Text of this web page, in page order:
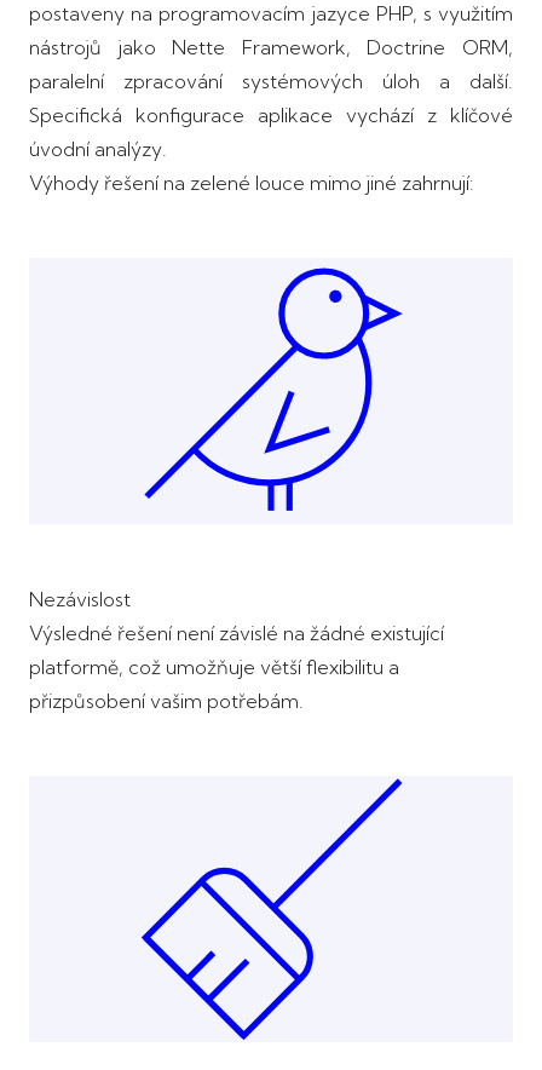
postaveny na programovacím jazyce PHP, s využitím
nástrojů jako Nette Framework, Doctrine ORM,
paralelní zpracování systémových úloh a další.
Specifická konfigurace aplikace vychází z klíčové
úvodní analýzy.
Výhody řešení na zelené louce mimo jiné zahrnují:
Nezávislost
Výsledné řešení není závislé na žádné existující
platformě, což umožňuje větší flexibilitu a
přizpůsobení vašim potřebám.